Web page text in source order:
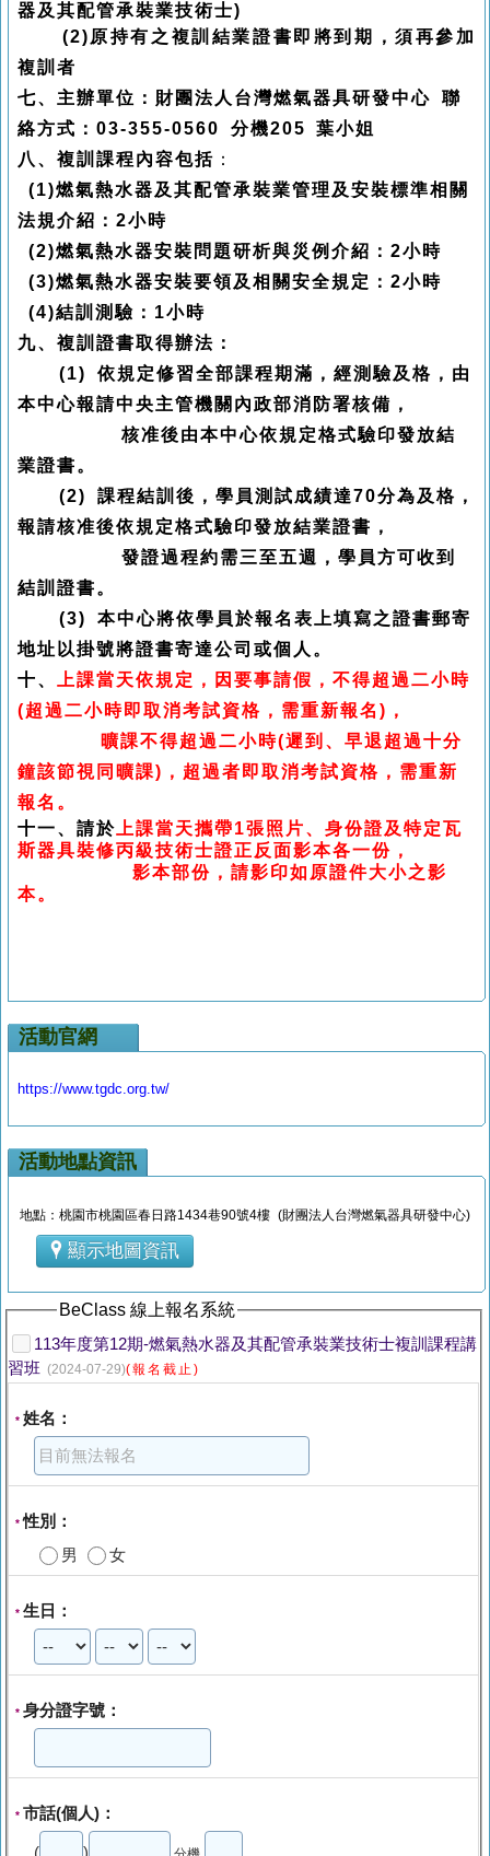
器及其配管承裝業技術士)
(2) 原持有之複訓結業證書即將到期，須再參加
複訓者
七、主辦單位：財團法人台灣燃氣器具研發中心 聯
絡方式：03-355-0560 分機205 葉小姐
八、複訓課程內容包括 ：
(1)燃氣熱水器及其配管承裝業管理及安裝標準相關
法規介紹：2小時
(2)燃氣熱水器安裝問題研析與災例介紹：2小時
(3)燃氣熱水器安裝要領及相關安全規定：2小時
(4)結訓測驗：1小時
九、複訓證書取得辦法：
(1) 依規定修習全部課程期滿，經測驗及格，由
本中心報請中央主管機關內政部消防署核備，
核准後由本中心依規定格式驗印發放結
業證書。
(2) 課程結訓後，學員測試成績達70分為及格，
報請核准後依規定格式驗印發放結業證書，
發證過程約需三至五週，學員方可收到
結訓證書。
(3) 本中心將依學員於報名表上填寫之證書郵寄
地址以掛號將證書寄達公司或個人。
十、
上課當天依規定，因要事請假，不得超過二小時
(超過二小時即取消考試資格，需重新報名)，
曠課不得超過二小時(遲到、早退超過十分
鐘該節視同曠課)，超過者即取消考試資格，需重新
報名。
十一、請於 上課當天攜帶1張照片、身份證及特定瓦
斯器具裝修丙級技術士證正反面影本各一份，
影本部份，請影印如原證件大小之影
本。
活動官網
https://www.tgdc.org.tw/
活動地點資訊
地點：桃園市桃園區春日路1434巷90號4樓 (財團法人台灣燃氣器具研發中心)
顯示地圖資訊
BeClass 線上報名系統
113年度第12期-燃氣熱水器及其配管承裝業技術士複訓課程講
習班 (2024-07-29)(報名截止)
* 姓名：
*性別：
男
女
* 生日：
* 身分證字號：
* 市話(個人)：